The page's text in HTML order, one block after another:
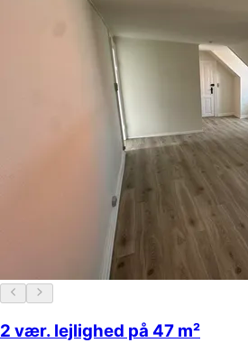
2 vær. lejlighed på 47 m²